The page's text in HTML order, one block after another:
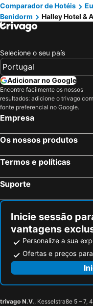
Comparador de Hotéis
Benidorm
Halley Hotel &
Selecione o seu país
Adicionar no Google
Encontre facilmente os nossos
resultados: adicione o trivago
fonte preferencial no Google.
Empresa
Os nossos produtos
Termos e políticas
Suporte
Inicie sessão
vantagens
Personalize a sua
Ofertas e preços
trivago N.V., Kesselstraße 5 – 7,